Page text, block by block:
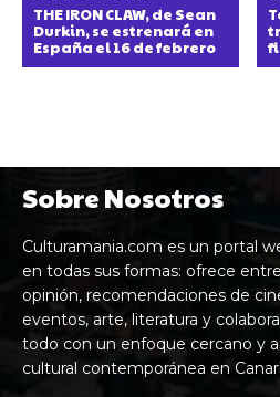
THE IRON CLAW, de Sean
Durkin, se estrenará en
España el 16 de febrero
Sobre Nosotros
Culturamania.com es un portal
en todas sus formas: ofrece
opinión, recomendaciones de
eventos, arte, literatura y
todo con un enfoque cercano y
cultural contemporánea en